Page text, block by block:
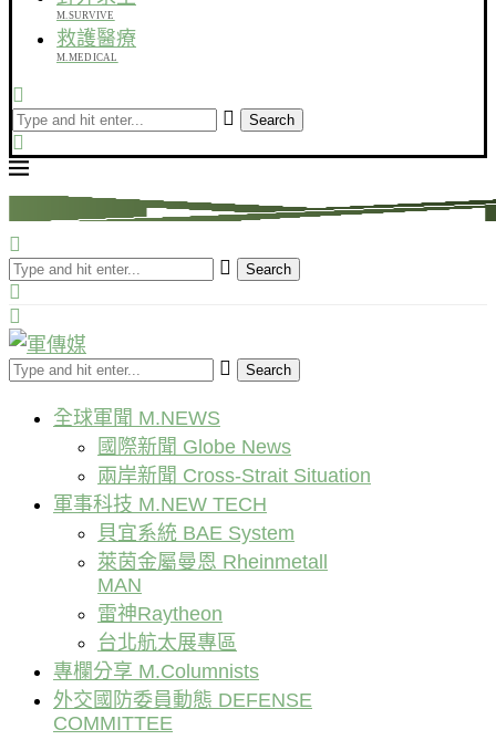
M.SURVIVE
救護醫療
M.MEDICAL
Search
Search
Search
全球軍聞 M.NEWS
國際新聞 Globe News
兩岸新聞 Cross-Strait Situation
軍事科技 M.NEW TECH
貝宜系統 BAE System
萊茵金屬曼恩 Rheinmetall
MAN
雷神Raytheon
台北航太展專區
專欄分享 M.Columnists
外交國防委員動態 DEFENSE
COMMITTEE